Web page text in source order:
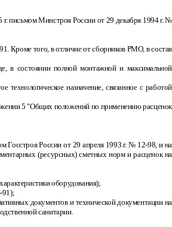
г. письмом Минстроя России от 29 декабря 1994 г. №
91. Кроме того, в отличие от сборников РМО, в состав
в состоянии полной монтажной и максимальной
назначение, связанное с работой
5 "Общих положений по применению расценок
Госстроя России от 29 апреля 1993 г. № 12-98, и на
(ресурсных) сметных норм и расценок на
оборудования);
-91);
документов и технической документации на
санитарии.